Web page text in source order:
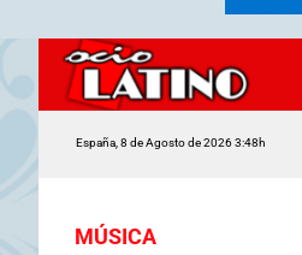
España, 8 de Agosto de 2026 3:48h
MÚSICA